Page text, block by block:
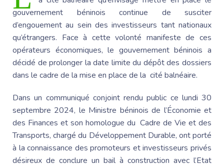
gouvernement béninois continue de susciter
d’engouement au sein des investisseurs tant nationaux
qu’étrangers. Face à cette volonté manifeste de ces
opérateurs économiques, le gouvernement béninois a
décidé de prolonger la date limite du dépôt des dossiers
dans le cadre de la mise en place de la cité balnéaire.
Dans un communiqué conjoint rendu public ce lundi 30
septembre 2024, le Ministre béninois de l’Économie et
des Finances et son homologue du Cadre de Vie et des
Transports, chargé du Développement Durable, ont porté
à la connaissance des promoteurs et investisseurs privés
désireux de conclure un bail à construction avec l’Etat